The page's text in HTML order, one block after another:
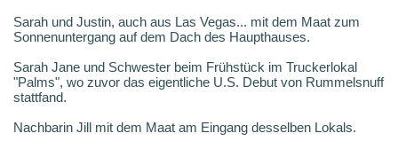
Sarah und Justin, auch aus Las Vegas... mit dem Maat zum
Sonnenuntergang auf dem Dach des Haupthauses.
Sarah Jane und Schwester beim Frühstück im Truckerlokal
"Palms", wo zuvor das eigentliche U.S. Debut von Rummelsnuff
stattfand.
Nachbarin Jill mit dem Maat am Eingang desselben Lokals.